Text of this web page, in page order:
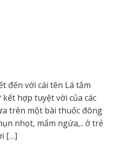
đến với cái tên Lá tắm
hợp tuyệt vời của các
trên một bài thuốc đông
nhọt, mẩm ngứa,.. ở trẻ
[…]